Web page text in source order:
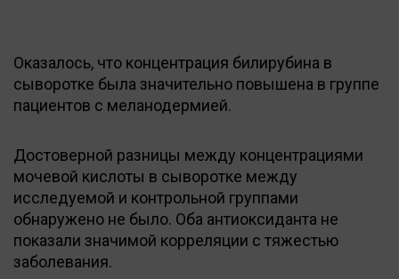
Оказалось, что концентрация билирубина в
сыворотке была значительно повышена в группе
пациентов с меланодермией.
Достоверной разницы между концентрациями
мочевой кислоты в сыворотке между
исследуемой и контрольной группами
обнаружено не было. Оба антиоксиданта не
показали значимой корреляции с тяжестью
заболевания.